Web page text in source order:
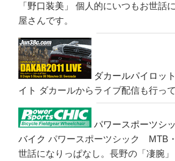
「野口装美」
個人的にいつもお世話
屋さんです。
ダカールパイロッ
イト ダカールからライブ配信も行っ
パワースポーツシ
バイク パワースポーツシック MTB
世話になりっぱなし。長野の「凄腕